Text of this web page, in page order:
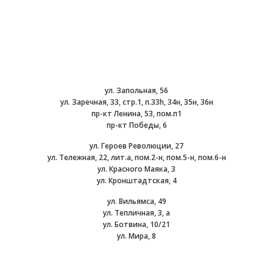
ул. Запольная, 56
ул. Заречная, 33, стр.1, п.33h, 34н, 35н, 36н
пр-кт Ленина, 53, пом.п1
пр-кт Победы, 6
ул. Героев Революции, 27
ул. Тележная, 22, лит.а, пом.2-н, пом.5-н, пом.6-н
ул. Красного Маяка, 3
ул. Кронштадтская, 4
ул. Вильямса, 49
ул. Тепличная, 3, а
ул. Ботвина, 10/21
ул. Мира, 8